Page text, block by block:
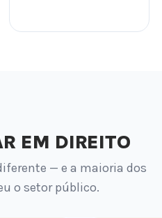
EM DIREITO
— e a maioria dos
o setor público.